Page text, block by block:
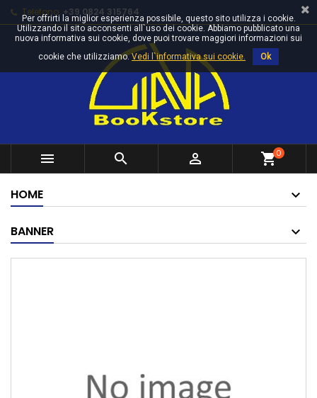
Telefono: +39 0824 315764
   shopping_cart0
HOME
BANNER
Per offrirti la miglior esperienza possibile, questo sito utilizza i cookie.
Utilizzando il sito acconsenti all`uso dei cookie. Abbiamo pubblicato una
nuova informativa sui cookie, dove puoi trovare maggiori informazioni sui
cookie che utilizziamo.Vedi l`informativa sui cookie. Ok